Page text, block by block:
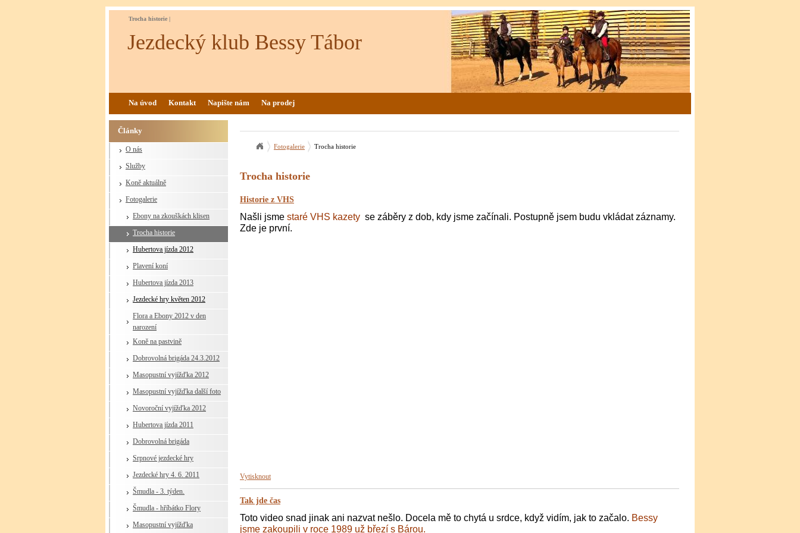
Trocha historie |
Jezdecký klub Bessy Tábor
Na úvod Kontakt Napište nám Na prodej
Články
O nás
Služby
Koně aktuálně
Fotogalerie
Ebony na zkouškách klisen
Trocha historie
Hubertova jízda 2012
Plavení koní
Hubertova jízda 2013
Jezdecké hry květen 2012
Flora a Ebony 2012 v den
narození
Koně na pastvině
Dobrovolná brigáda 24.3.2012
Masopustní vyjížďka 2012
Masopustní vyjížďka další foto
Novoroční vyjížďka 2012
Hubertova jízda 2011
Dobrovolná brigáda
Srpnové jezdecké hry
Jezdecké hry 4. 6. 2011
Šmudla - 3. týden.
Šmudla - hříbátko Flory
Masopustní vyjížďka
Fotogalerie Trocha historie
Trocha historie
Historie z VHS
Našli jsme staré VHS kazety se záběry z dob, kdy jsme začínali. Postupně jsem budu vkládat záznamy.
Zde je první.
Vytisknout
Tak jde čas
Toto video snad jinak ani nazvat nešlo. Docela mě to chytá u srdce, když vidím, jak to začalo. Bessy
jsme zakoupili v roce 1989 už březí s Bárou.